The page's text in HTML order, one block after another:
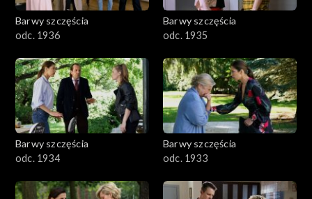
Barwy szczęścia
odc. 1936
Barwy szczęścia
odc. 1935
Barwy szczęścia
odc. 1934
Barwy szczęścia
odc. 1933